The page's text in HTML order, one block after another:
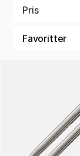
Pris